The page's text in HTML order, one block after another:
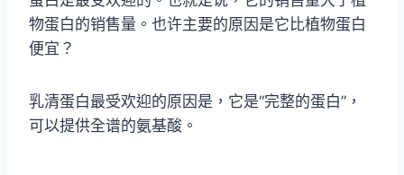
物蛋白的销售量。也许主要的原因是它比植物蛋白
便宜？
乳清蛋白最受欢迎的原因是，它是“完整的蛋白”，
可以提供全谱的氨基酸。